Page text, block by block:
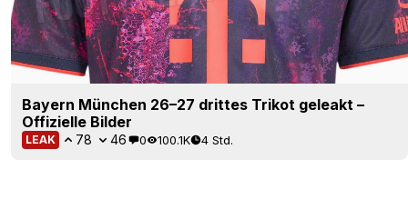
Bayern München 26–27 drittes Trikot geleakt –
Offizielle Bilder
LEAK 78 46 0 100.1K 4 Std.